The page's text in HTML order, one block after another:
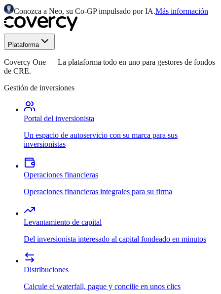
Conozca a Neo, su Co-GP impulsado por IA.Más información
Plataforma
Covercy One — La plataforma todo en uno para gestores de fondos
de CRE.
Gestión de inversiones
Portal del inversionista
Un espacio de autoservicio con su marca para sus
inversionistas
Operaciones financieras
Operaciones financieras integrales para su firma
Levantamiento de capital
Del inversionista interesado al capital fondeado en minutos
Distribuciones
Calcule el waterfall, pague y concilie en unos clics